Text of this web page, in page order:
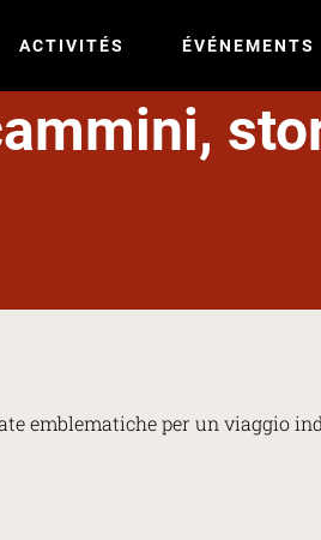
ACTIVITÉS ÉVÉNEMENTS
emblematiche per un viaggio